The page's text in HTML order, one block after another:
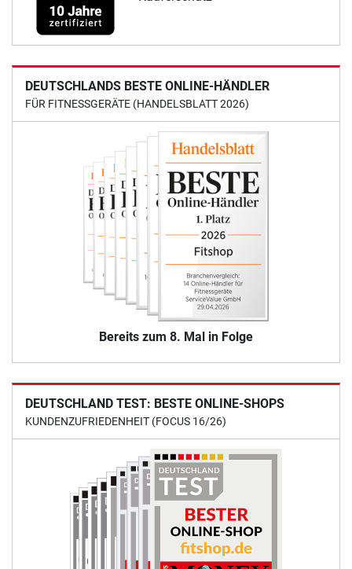
DEUTSCHLANDS BESTE ONLINE-HÄNDLER
FÜR FITNESSGERÄTE (HANDELSBLATT 2026)
Bereits zum 8. Mal in Folge
DEUTSCHLAND TEST: BESTE ONLINE-SHOPS
KUNDENZUFRIEDENHEIT (FOCUS 16/26)